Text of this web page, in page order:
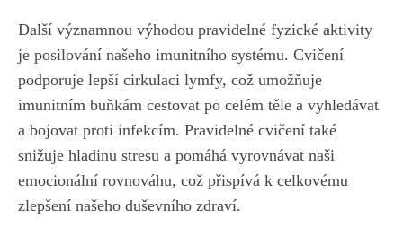
Další významnou výhodou pravidelné fyzické aktivity
je posilování našeho imunitního systému. Cvičení
podporuje lepší cirkulaci lymfy, což umožňuje
imunitním buňkám cestovat po⁣ celém těle‍ a ‌vyhledávat
a bojovat proti infekcím. Pravidelné cvičení také
snižuje‌ hladinu stresu a pomáhá vyrovnávat‍ naši
emocionální rovnováhu, což přispívá k celkovému
zlepšení našeho duševního zdraví.